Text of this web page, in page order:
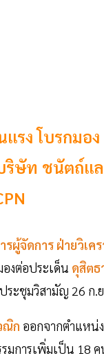
รง โบรกม
ริษัท ชนัตถ์แ
ผู้จัดการ ฝ่ายวิเ
งต่อประเด็น ดุสิตธ
ระชุมวิสามัญ 26 ก
ณิก ออกจากตำแหน่
มการเพิ่มเป็น 18